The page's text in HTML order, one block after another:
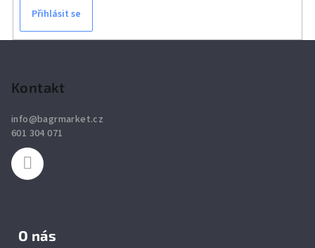
v
Přihlásit se
Kontakt
info@bagrmarket.cz
601 304 071
O nás